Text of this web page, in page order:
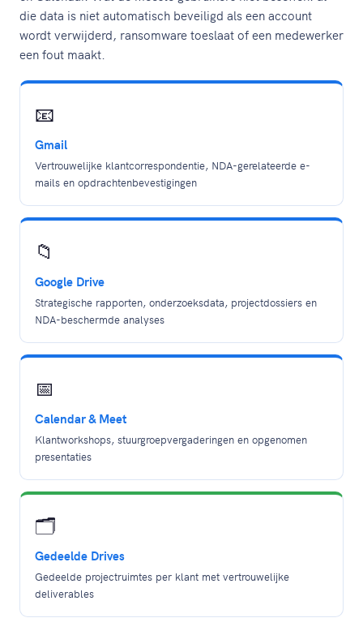
die data is niet automatisch beveiligd als een account
wordt verwijderd, ransomware toeslaat of een medewerker
een fout maakt.
📧
Gmail
Vertrouwelijke klantcorrespondentie, NDA-gerelateerde e-
mails en opdrachtenbevestigingen
📁
Google Drive
Strategische rapporten, onderzoeksdata, projectdossiers en
NDA-beschermde analyses
📅
Calendar & Meet
Klantworkshops, stuurgroepvergaderingen en opgenomen
presentaties
🗂️
Gedeelde Drives
Gedeelde projectruimtes per klant met vertrouwelijke
deliverables